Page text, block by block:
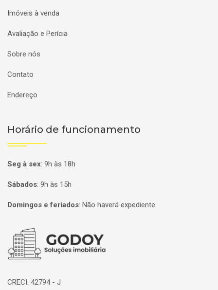
Imóveis à venda
Avaliação e Perícia
Sobre nós
Contato
Endereço
Horário de funcionamento
Seg à sex: 9h às 18h
Sábados: 9h às 15h
Domingos e feriados: Não haverá expediente
Página inicial
CRECI: 42794 - J